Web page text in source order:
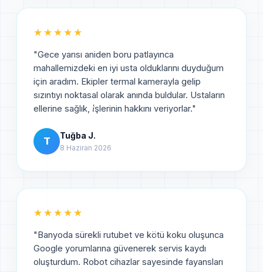
★★★★★
"Gece yarısı aniden boru patlayınca
mahallemizdeki en iyi usta olduklarını duyduğum
için aradım. Ekipler termal kamerayla gelip
sızıntıyı noktasal olarak anında buldular. Ustaların
ellerine sağlık, i̇şlerinin hakkını veriyorlar."
T Tuğba J.
8 Haziran 2026
★★★★★
"Banyoda sürekli rutubet ve kötü koku oluşunca
Google yorumlarına güvenerek servis kaydı
oluşturdum. Robot cihazlar sayesinde fayansları